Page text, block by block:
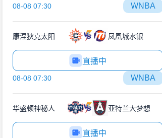
08-08 07:30 WNBA
康涅狄克太阳 凤凰城水银
直播中
08-08 07:30 WNBA
华盛顿神秘人 亚特兰大梦想
直播中